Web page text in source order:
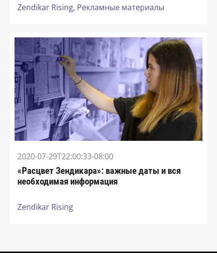
Zendikar Rising, Рекламные материалы
2020-07-29T22:00:33-08:00
«Расцвет Зендикара»: важные даты и вся
необходимая информация
Zendikar Rising